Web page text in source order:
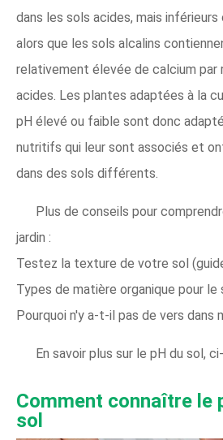
dans les sols acides, mais inférieurs
alors que les sols alcalins
relativement élevée de calcium par
acides. Les plantes adaptées à la
pH élevé ou faible sont donc
nutritifs qui leur sont associés et
dans des sols différents.
Plus de conseils pour
jardin :
Testez la texture de votre sol
Types de matière organique pour le
Pourquoi n'y a-t-il pas de vers dans
En savoir plus sur le pH du sol,
Comment connaître le
sol